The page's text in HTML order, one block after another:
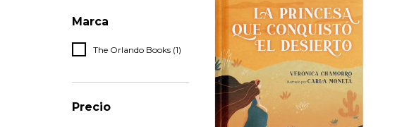
Marca
The Orlando Books (1)
Precio